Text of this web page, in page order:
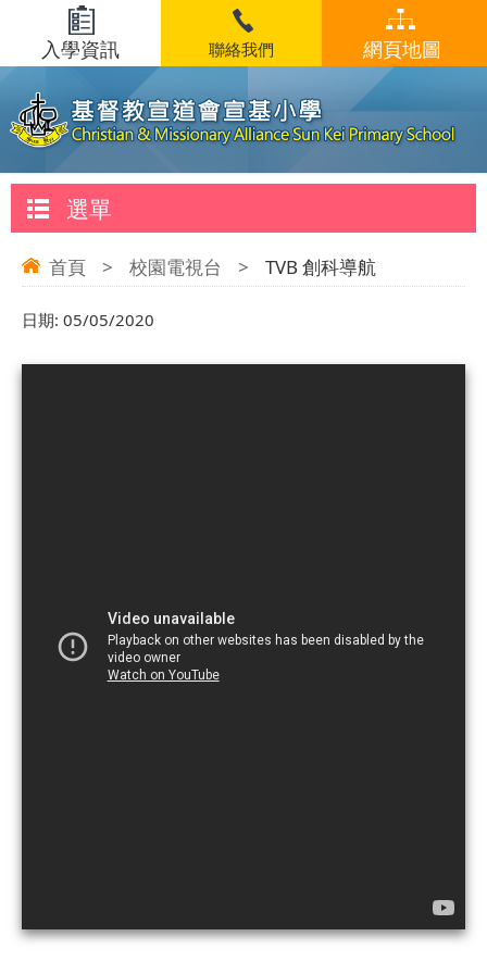
入學資訊 聯絡我們 網頁地圖
選單
首頁 > 校園電視台 > TVB 創科導航
日期: 05/05/2020